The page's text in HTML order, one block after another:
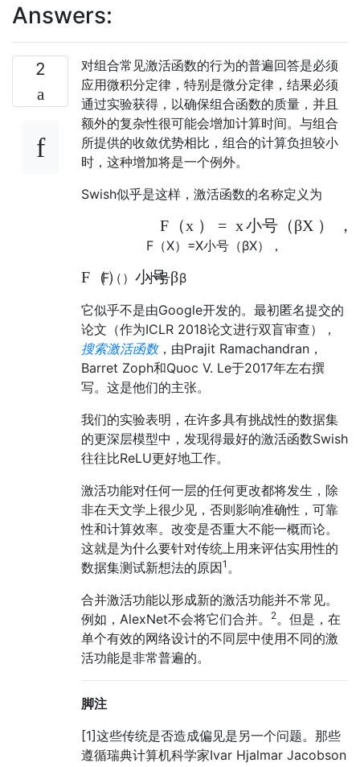
Answers:
2
对组合常见激活函数的行为的普遍回答是必须
应用微积分定律，特别是微分定律，结果必须
通过实验获得，以确保组合函数的质量，并且
额外的复杂性很可能会增加计算时间。与组合
所提供的收敛优势相比，组合的计算负担较小
时，这种增加将是一个例外。
Swish似乎是这样，激活函数的名称定义为
F （x ） = x小号（βX ） ，
F （X） =X小号 （βX） ，
F （）
F（ ）小号
小号ββ
它似乎不是由Google开发的。最初匿名提交的
论文（作为ICLR 2018论文进行双盲审查），
搜索激活函数，由Prajit Ramachandran，
Barret Zoph和Quoc V. Le于2017年左右撰
写。这是他们的主张。
我们的实验表明，在许多具有挑战性的数据集
的更深层模型中，发现得最好的激活函数Swish
往往比ReLU更好地工作。
激活功能对任何一层的任何更改都将发生，除
非在天文学上很少见，否则影响准确性，可靠
性和计算效率。改变是否重大不能一概而论。
这就是为什么要针对传统上用来评估实用性的
数据集测试新想法的原因1 。
合并激活功能以形成新的激活功能并不常见。
例如，AlexNet不会将它们合并。
2。但是，在
单个有效的网络设计的不同层中使用不同的激
活功能是非常普遍的。
脚注
[1]这些传统是否造成偏见是另一个问题。那些
遵循瑞典计算机科学家Ivar Hjalmar Jacobson